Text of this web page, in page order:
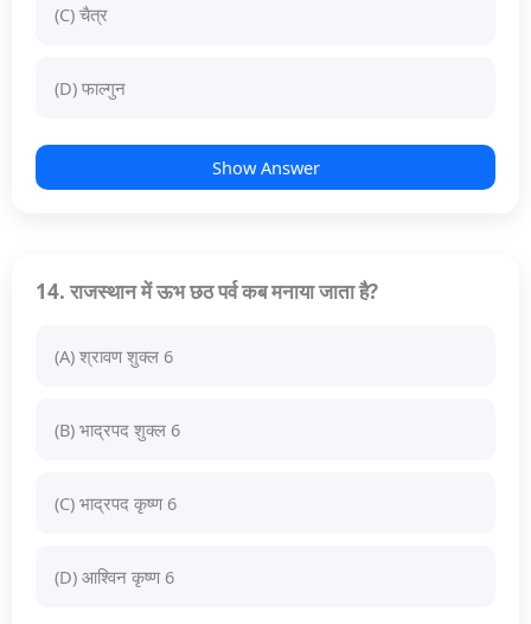
(C) चैत्र
(D) फाल्गुन
Show Answer
14. राजस्थान में ऊभ छठ पर्व कब मनाया जाता है?
(A) श्रावण शुक्ल 6
(B) भाद्रपद शुक्ल 6
(C) भाद्रपद कृष्ण 6
(D) आश्विन कृष्ण 6